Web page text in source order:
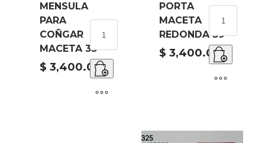
MENSULA
PARA
COÑGAR
MACETA 33
$ 3,400.00
PARA
COÑGAR
MACETA
33
cantidad
PORTA
MACETA
REDONDA 39
$ 3,400.00
MACETA
REDONDA
39
cantidad